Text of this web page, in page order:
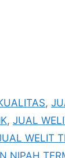
,
, JUAL
WELIT
NIPAH